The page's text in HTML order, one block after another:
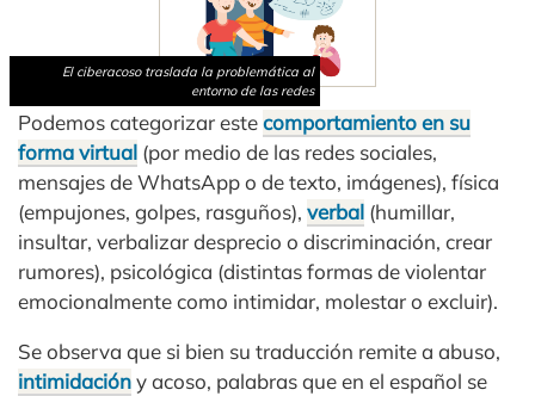
El ciberacoso traslada la problemática al
entorno de las redes
Podemos categorizar estecomportamiento en su
forma virtual (por medio de las redes sociales,
mensajes de WhatsApp o de texto, imágenes), física
(empujones, golpes, rasguños), verbal (humillar,
insultar, verbalizar desprecio o discriminación, crear
rumores), psicológica (distintas formas de violentar
emocionalmente como intimidar, molestar o excluir).
Se observa que si bien su traducción remite a abuso,
intimidacióny acoso, palabras que en el español se